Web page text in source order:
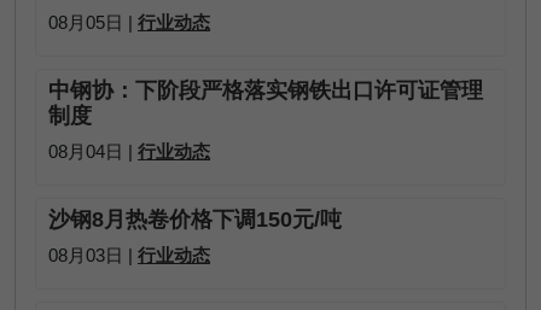
08月05日 | 行业动态
中钢协：下阶段严格落实钢铁出口许可证管理
制度
08月04日 | 行业动态
沙钢8月热卷价格下调150元/吨
08月03日 | 行业动态